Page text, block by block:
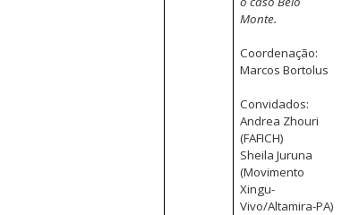
Monte.
Coordenação:
Marcos Bortolus
Convidados:
Andrea Zhouri
(FAFICH)
Sheila Juruna
(Movimento
Xingu-
Vivo/Altamira-PA)